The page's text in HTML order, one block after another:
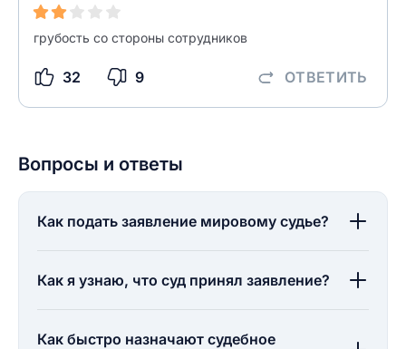
грубость со стороны сотрудников
32 9 ОТВЕТИТЬ
Вопросы и ответы
Как подать заявление мировому судье?
Как я узнаю, что суд принял заявление?
Как быстро назначают судебное